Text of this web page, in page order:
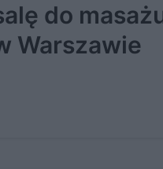
do
Warszawie